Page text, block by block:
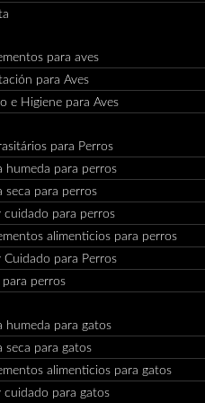
para aves
para Aves
e Higiene para Aves
para Perros
humeda para perros
seca para perros
cuidado para perros
alimenticios para perros
Cuidado para Perros
para perros
humeda para gatos
seca para gatos
alimenticios para gatos
cuidado para gatos